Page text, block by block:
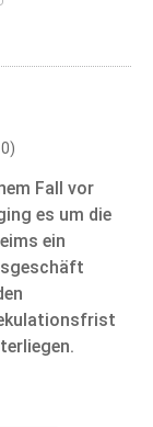
Fall vor
es um die
ein